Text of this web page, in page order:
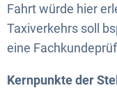
Fahrt würde hier
Taxiverkehrs soll
eine
Kernpunkte der